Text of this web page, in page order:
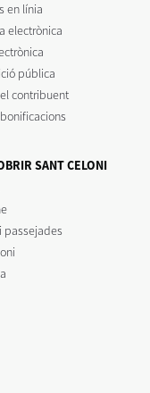
en línia
electrònica
pública
contribuent
SANT CELONI
passejades